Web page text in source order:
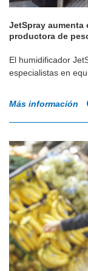
JetSpray aumenta
productora de
El humidificador
especialistas en
Más información